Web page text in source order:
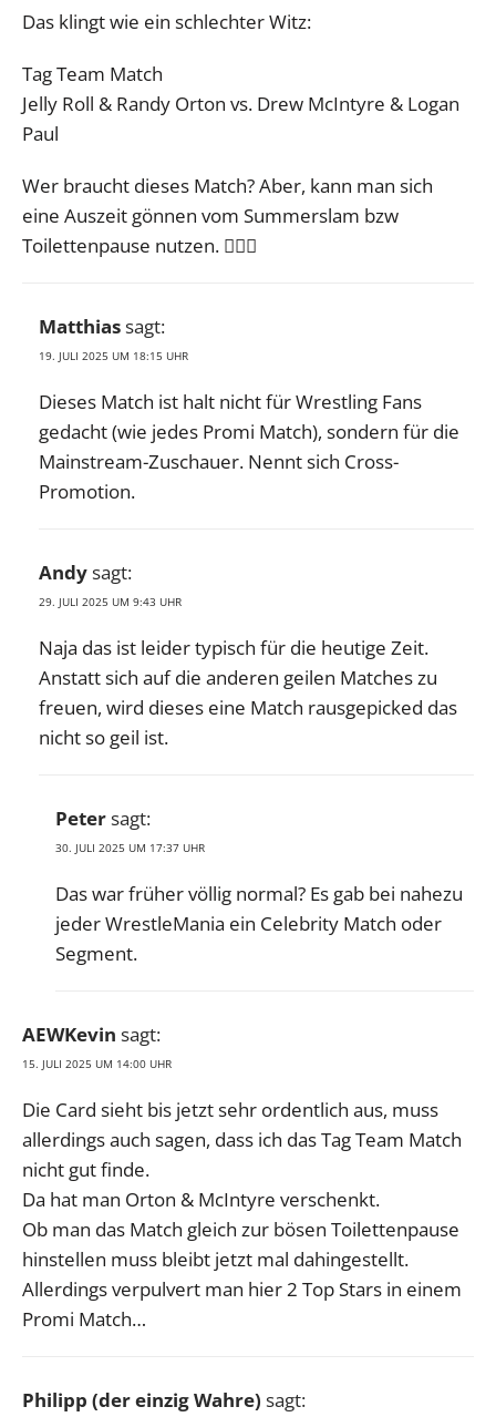
Das klingt wie ein schlechter Witz:
Tag Team Match
Jelly Roll & Randy Orton vs. Drew McIntyre & Logan
Paul
Wer braucht dieses Match? Aber, kann man sich
eine Auszeit gönnen vom Summerslam bzw
Toilettenpause nutzen. 💁🏼‍♀️
Matthiassagt:
19. JULI 2025 UM 18:15 UHR
Dieses Match ist halt nicht für Wrestling Fans
gedacht (wie jedes Promi Match), sondern für die
Mainstream-Zuschauer. Nennt sich Cross-
Promotion.
Andysagt:
29. JULI 2025 UM 9:43 UHR
Naja das ist leider typisch für die heutige Zeit.
Anstatt sich auf die anderen geilen Matches zu
freuen, wird dieses eine Match rausgepicked das
nicht so geil ist.
Petersagt:
30. JULI 2025 UM 17:37 UHR
Das war früher völlig normal? Es gab bei nahezu
jeder WrestleMania ein Celebrity Match oder
Segment.
AEWKevin sagt:
15. JULI 2025 UM 14:00 UHR
Die Card sieht bis jetzt sehr ordentlich aus, muss
allerdings auch sagen, dass ich das Tag Team Match
nicht gut finde.
Da hat man Orton & McIntyre verschenkt.
Ob man das Match gleich zur bösen Toilettenpause
hinstellen muss bleibt jetzt mal dahingestellt.
Allerdings verpulvert man hier 2 Top Stars in einem
Promi Match…
Philipp (der einzig Wahre) sagt: